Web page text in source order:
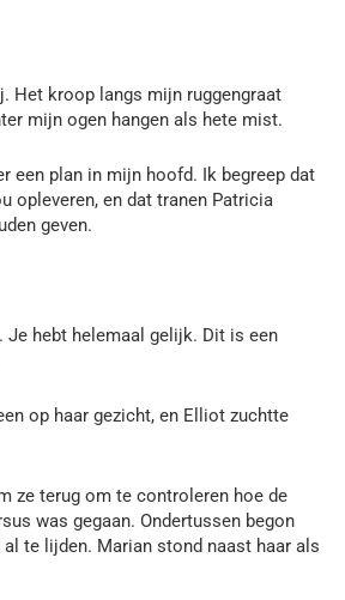
Het kroop langs mijn ruggengraat
mijn ogen hangen als hete mist.
een plan in mijn hoofd. Ik begreep dat
opleveren, en dat tranen Patricia
geven.
hebt helemaal gelijk. Dit is een
op haar gezicht, en Elliot zuchtte
ze terug om te controleren hoe de
was gegaan. Ondertussen begon
te lijden. Marian stond naast haar als